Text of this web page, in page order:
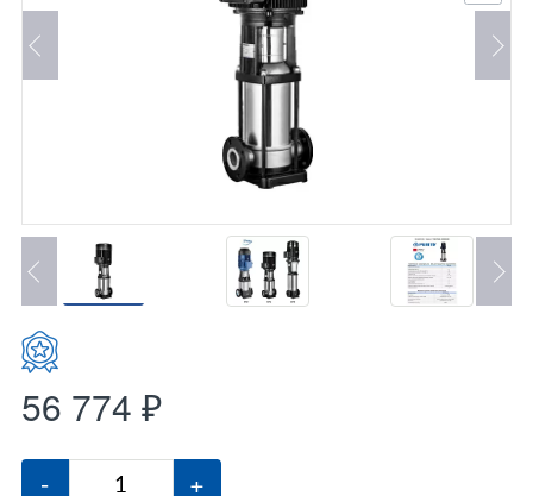
56 774 ₽
- +